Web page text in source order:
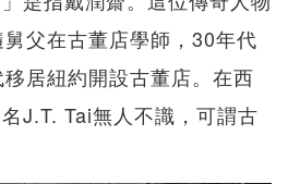
父在古董店學師，30年代
居紐約開設古董店。在西
J.T. Tai無人不識，可謂古